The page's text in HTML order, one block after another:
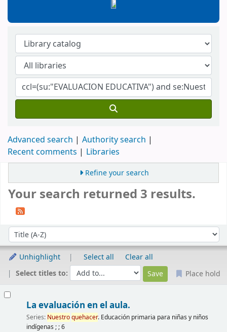
Advanced search
Authority search
Recent comments
Libraries
Refine your search
Your search returned 3 results.
Sort by:
Unhighlight Select all
Clear all
Select titles to:
Place hold
La evaluación en el aula.
Series: Nuestroquehacer. Educación primaria para niñas y niños
indígenas ; ; 6